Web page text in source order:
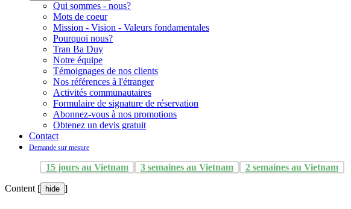
Qui sommes - nous?
Mots de coeur
Mission - Vision - Valeurs fondamentales
Pourquoi nous?
Tran Ba Duy
Notre équipe
Témoignages de nos clients
Nos références à l'étranger
Activités communautaires
Formulaire de signature de réservation
Abonnez-vous à nos promotions
Obtenez un devis gratuit
Contact
Demande sur mesure
15 jours au Vietnam 3 semaines au Vietnam 2 semaines au Vietnam
Content [ hide ]